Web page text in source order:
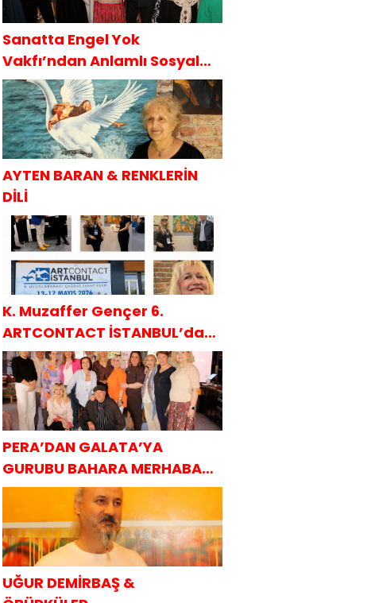
Sanatta Engel Yok
Vakfı’ndan Anlamlı Sosyal
Sorumluluk Projesi
AYTEN BARAN & RENKLERİN
DİLİ
K. Muzaffer Gençer 6.
ARTCONTACT İSTANBUL’da
SAKÜDER ile
PERA’DAN GALATA’YA
GURUBU BAHARA MERHABA
KAHVALTISI
UĞUR DEMİRBAŞ &